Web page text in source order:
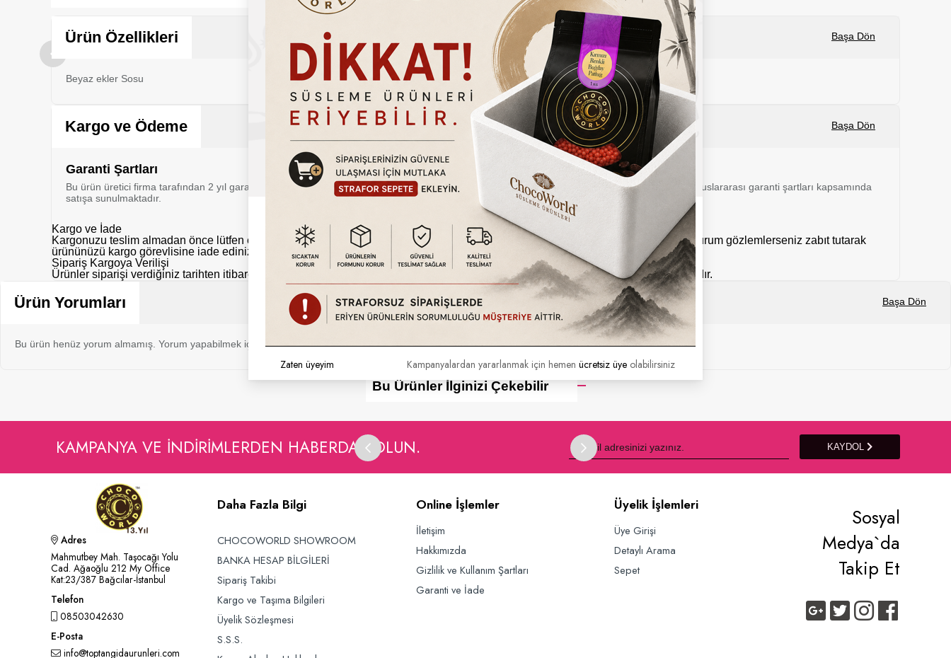
Ürün Özellikleri Başa Dön
Beyaz ekler Sosu
Kargo ve Ödeme Başa Dön
Garanti Şartları
Bu ürün üretici firma tarafından 2 yıl garanti kapsamı altındadır. Ürün hasarlı kullanım, kullanıcı hataları vb. durumlar dışında 24 ay boyunca uluslararası garanti şartları kapsamında
satışa sunulmaktadır.
Kargo ve İade
Kargonuzu teslim almadan önce lütfen eksik, hasarlı ya da ayıplı olup olmadığını kontrol ediniz. Eğer kargonuzda normal dışı bir durum gözlemlerseniz zabıt tutarak
ürününüzü kargo görevlisine iade ediniz.
Sipariş Kargoya Verilişi
Ürünler siparişi verdiğiniz tarihten itibaren aksi belirtilmedikçe (Hızlı kargo vb. uyarı simgeleri.) 2 iş günü içerisinde kargolanmaktadır.
Ürün Yorumları Başa Dön
Bu ürün henüz yorum almamış. Yorum yapabilmek için bu ürünü satın almış olmanız gerekmektedir.
Bu Ürünler İlginizi Çekebilir
KAMPANYA VE INDIRIMLERDEN HABERDAR OLUN. KAYDOL
Adres
Mahmutbey Mah. Taşocağı Yolu
Cad. Ağaoğlu 212 My Office
Kat:23/387 Bağcılar-İstanbul
Telefon
08503042630
E-Posta
info@toptangidaurunleri.com
Daha Fazla Bilgi
CHOCOWORLD SHOWROOM
BANKA HESAP BİLGİLERİ
Sipariş Takibi
Kargo ve Taşıma Bilgileri
Üyelik Sözleşmesi
S.S.S.
Online İşlemler
İletişim
Hakkımızda
Gizlilik ve Kullanım Şartları
Garanti ve İade
Üyelik İşlemleri
Üye Girişi
Detaylı Arama
Sepet
Sosyal
Medya`da
Takip Et
Kampanyalardan yararlanmak için hemen ücretsiz üye olabilirsiniz
Zaten üyeyim